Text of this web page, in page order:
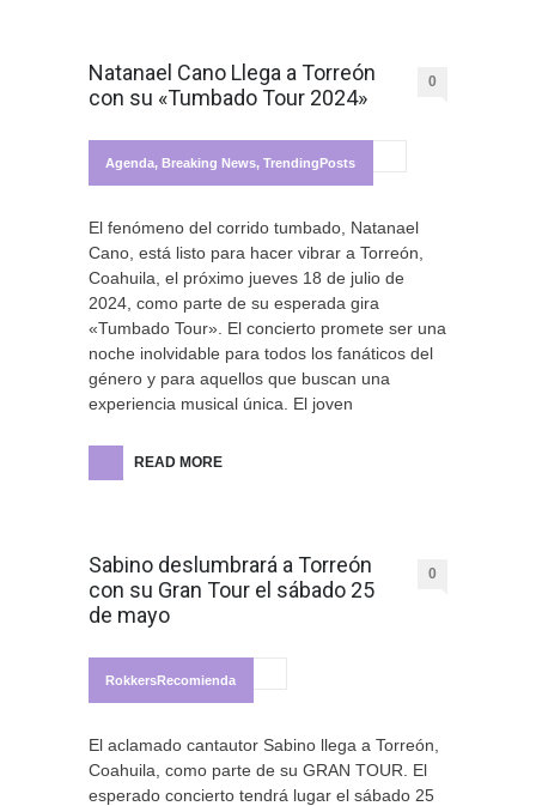
Natanael Cano Llega a Torreón
con su «Tumbado Tour 2024»
0
Agenda, Breaking News, TrendingPosts
El fenómeno del corrido tumbado, Natanael
Cano, está listo para hacer vibrar a Torreón,
Coahuila, el próximo jueves 18 de julio de
2024, como parte de su esperada gira
«Tumbado Tour». El concierto promete ser una
noche inolvidable para todos los fanáticos del
género y para aquellos que buscan una
experiencia musical única. El joven
READ MORE
Sabino deslumbrará a Torreón
con su Gran Tour el sábado 25
de mayo
0
RokkersRecomienda
El aclamado cantautor Sabino llega a Torreón,
Coahuila, como parte de su GRAN TOUR. El
esperado concierto tendrá lugar el sábado 25